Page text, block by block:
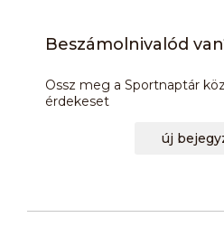
Beszámolnivalód
Ossz meg a Sportnaptár
érdekeset
új